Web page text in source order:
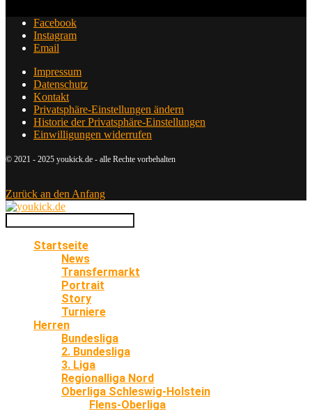
Facebook
Instagram
Email
Impressum
Datenschutz
Kontakt
Privatsphäre-Einstellungen ändern
Historie der Privatsphäre-Einstellungen
Einwilligungen widerrufen
© 2021 - 2025 youkick.de - alle Rechte vorbehalten
Zurück an den Anfang
Startseite
News
Transfermarkt
Portrait
Story
Turniere
Herren
Bundesliga
2. Bundesliga
3. Liga
Regionalliga Nord
Oberliga Schleswig-Holstein
Flens-Oberliga